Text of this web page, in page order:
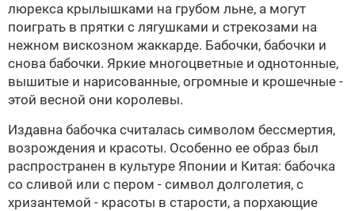
люрекса крылышками на грубом льне, а могут
поиграть в прятки с лягушками и стрекозами на
нежном вискозном жаккарде. Бабочки, бабочки и
снова бабочки. Яркие многоцветные и однотонные,
вышитые и нарисованные, огромные и крошечные -
этой весной они королевы.
Издавна бабочка считалась символом бессмертия,
возрождения и красоты. Особенно ее образ был
распространен в культуре Японии и Китая: бабочка
со сливой или с пером - символ долголетия, с
хризантемой - красоты в старости, а порхающие